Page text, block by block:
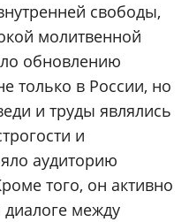
свободы,
молитвенной
обновлению
только в России, но
и труды являлись
и
аудиторию
того, он активно
диалоге между